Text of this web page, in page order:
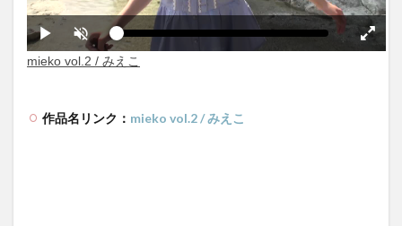
作品名リンク： mieko vol.2 / みえこ